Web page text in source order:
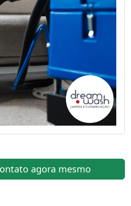
agora mesmo